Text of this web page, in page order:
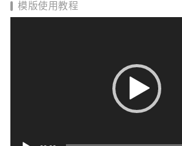
模版使用教程